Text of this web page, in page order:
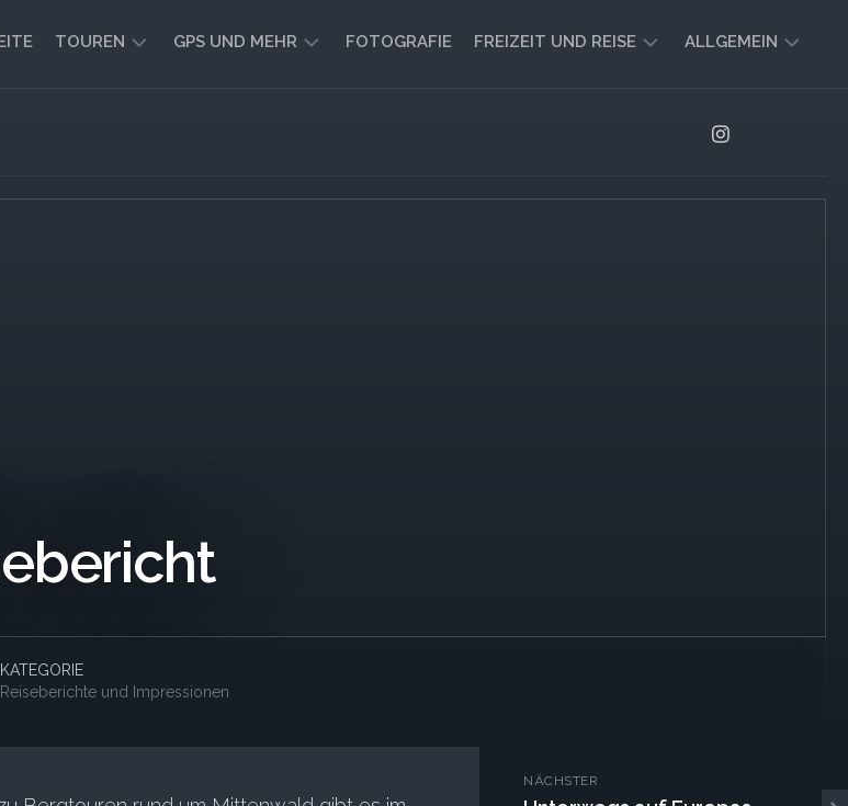
TOUREN GPS UND MEHR
GEOCACHING
FOTOGRAFIE FREIZEIT UND REISE
REISEBERICHTE
ALLGEMEIN
KATEGORIE
Reiseberichte und Impressionen
NÄCHSTER